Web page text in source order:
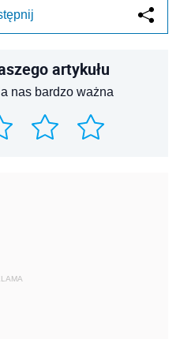
artykułu
nas bardzo ważna